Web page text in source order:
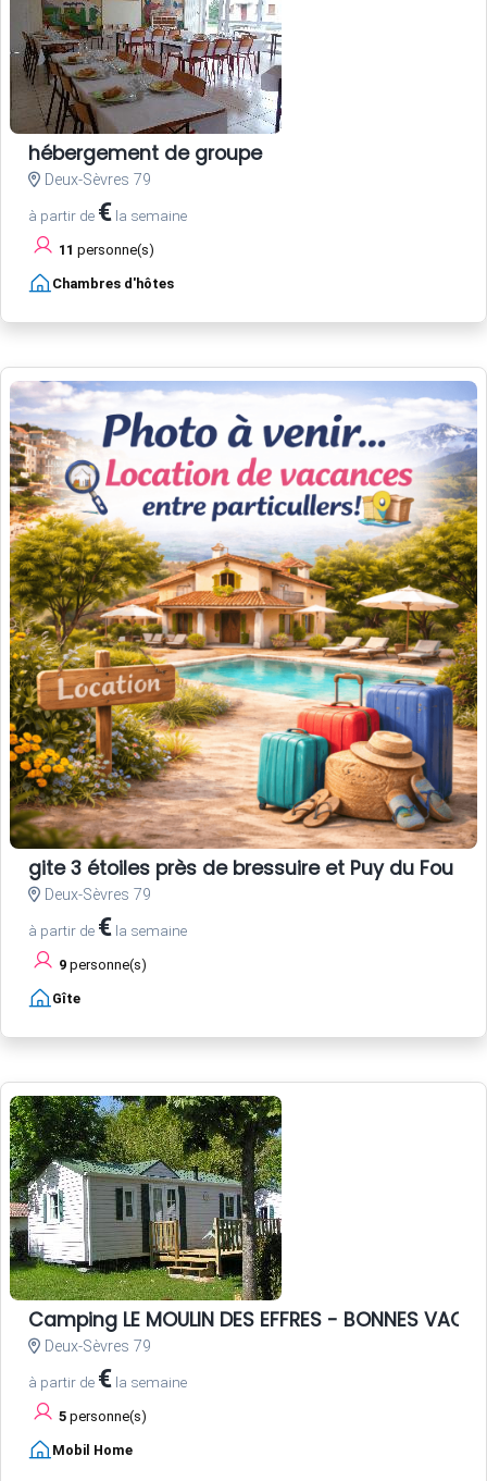
hébergement de groupe
Deux-Sèvres 79
à partir de € la semaine
11 personne(s)
Chambres d'hôtes
gite 3 étoiles près de bressuire et Puy du Fou
Deux-Sèvres 79
à partir de € la semaine
9 personne(s)
Gîte
Camping LE MOULIN DES EFFRES - BONNES
Deux-Sèvres 79
à partir de € la semaine
5 personne(s)
Mobil Home